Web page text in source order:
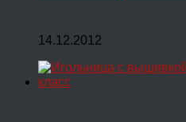
14.12.2012